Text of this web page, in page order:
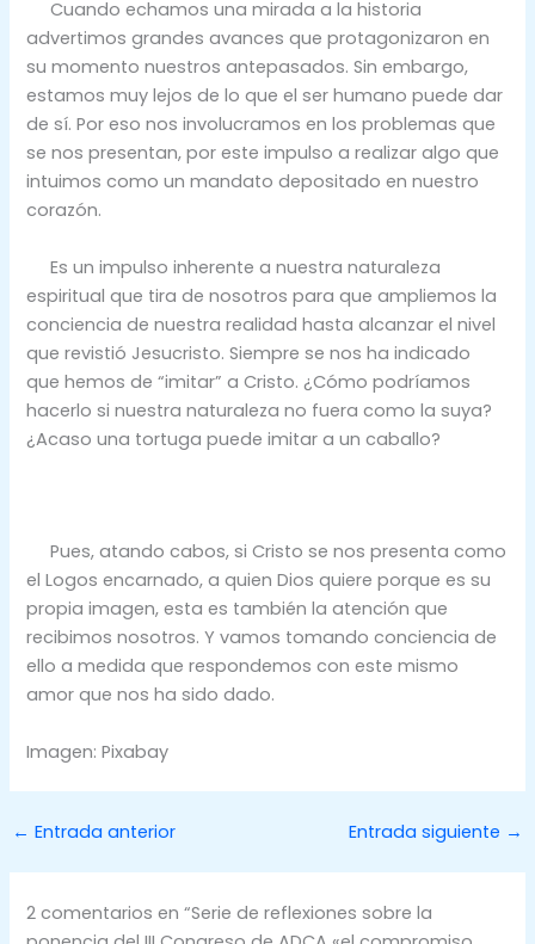
Cuando echamos una mirada a la historia
advertimos grandes avances que protagonizaron en
su momento nuestros antepasados. Sin embargo,
estamos muy lejos de lo que el ser humano puede dar
de sí. Por eso nos involucramos en los problemas que
se nos presentan, por este impulso a realizar algo que
intuimos como un mandato depositado en nuestro
corazón.
Es un impulso inherente a nuestra naturaleza
espiritual que tira de nosotros para que ampliemos la
conciencia de nuestra realidad hasta alcanzar el nivel
que revistió Jesucristo. Siempre se nos ha indicado
que hemos de “imitar” a Cristo. ¿Cómo podríamos
hacerlo si nuestra naturaleza no fuera como la suya?
¿Acaso una tortuga puede imitar a un caballo?
Pues, atando cabos, si Cristo se nos presenta como
el Logos encarnado, a quien Dios quiere porque es su
propia imagen, esta es también la atención que
recibimos nosotros. Y vamos tomando conciencia de
ello a medida que respondemos con este mismo
amor que nos ha sido dado.
Imagen: Pixabay
← Entrada anterior Entrada siguiente →
2 comentarios en “Serie de reflexiones sobre la